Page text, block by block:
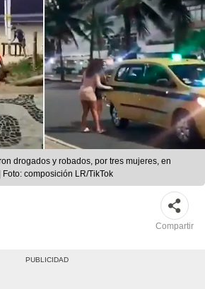
y robados, por tres mujeres, en
composición LR/TikTok
Compartir